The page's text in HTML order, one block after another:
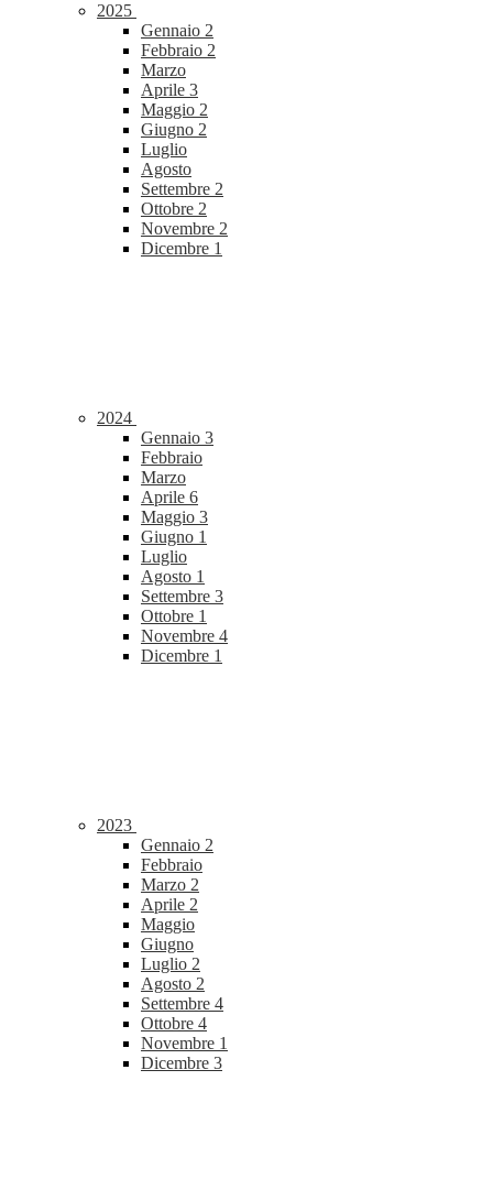
2025
Gennaio 2
Febbraio 2
Marzo
Aprile 3
Maggio 2
Giugno 2
Luglio
Agosto
Settembre 2
Ottobre 2
Novembre 2
Dicembre 1
2024
Gennaio 3
Febbraio
Marzo
Aprile 6
Maggio 3
Giugno 1
Luglio
Agosto 1
Settembre 3
Ottobre 1
Novembre 4
Dicembre 1
2023
Gennaio 2
Febbraio
Marzo 2
Aprile 2
Maggio
Giugno
Luglio 2
Agosto 2
Settembre 4
Ottobre 4
Novembre 1
Dicembre 3